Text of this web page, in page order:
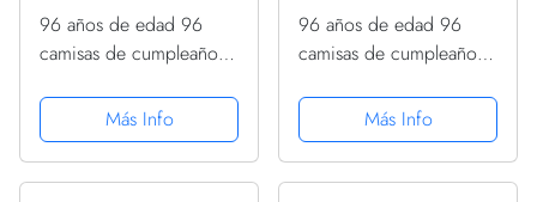
96 años de edad 96
camisas de cumpleaños
vela Camiseta
Más Info
96 años de edad 96
camisas de cumpleaños
vela Manga Larga
Más Info